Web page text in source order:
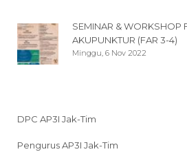
SEMINAR & WORKSHOP
AKUPUNKTUR (FAR 3-4)
Minggu, 6 Nov 2022
DPC AP3I Jak-Tim
Pengurus AP3I Jak-Tim